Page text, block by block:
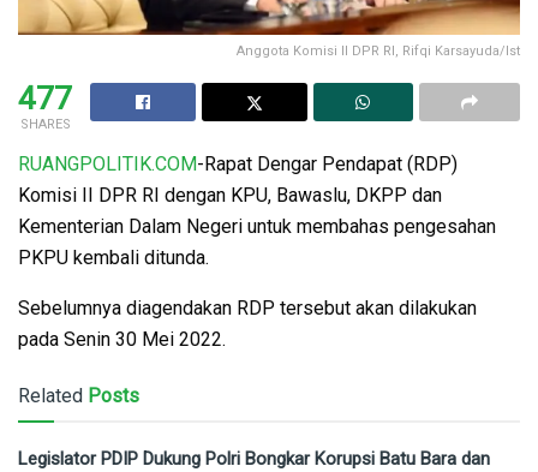
Anggota Komisi II DPR RI, Rifqi Karsayuda/Ist
477
SHARES
RUANGPOLITIK.COM-Rapat Dengar Pendapat (RDP)
Komisi II DPR RI dengan KPU, Bawaslu, DKPP dan
Kementerian Dalam Negeri untuk membahas pengesahan
PKPU kembali ditunda.
Sebelumnya diagendakan RDP tersebut akan dilakukan
pada Senin 30 Mei 2022.
Related Posts
Legislator PDIP Dukung Polri Bongkar Korupsi Batu Bara dan